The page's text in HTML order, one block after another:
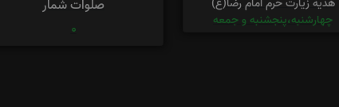
چهارشنبه،پنجشنبه و جمعه
صلوات شمار
0